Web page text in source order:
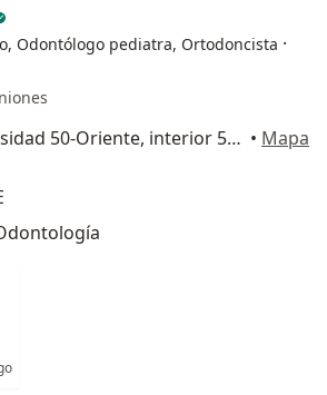
Odontólogo pediatra, Ortodoncista ·
Avenida Universidad 50-Oriente, interior 55, Col Centro, Santiago de Querétaro • Mapa